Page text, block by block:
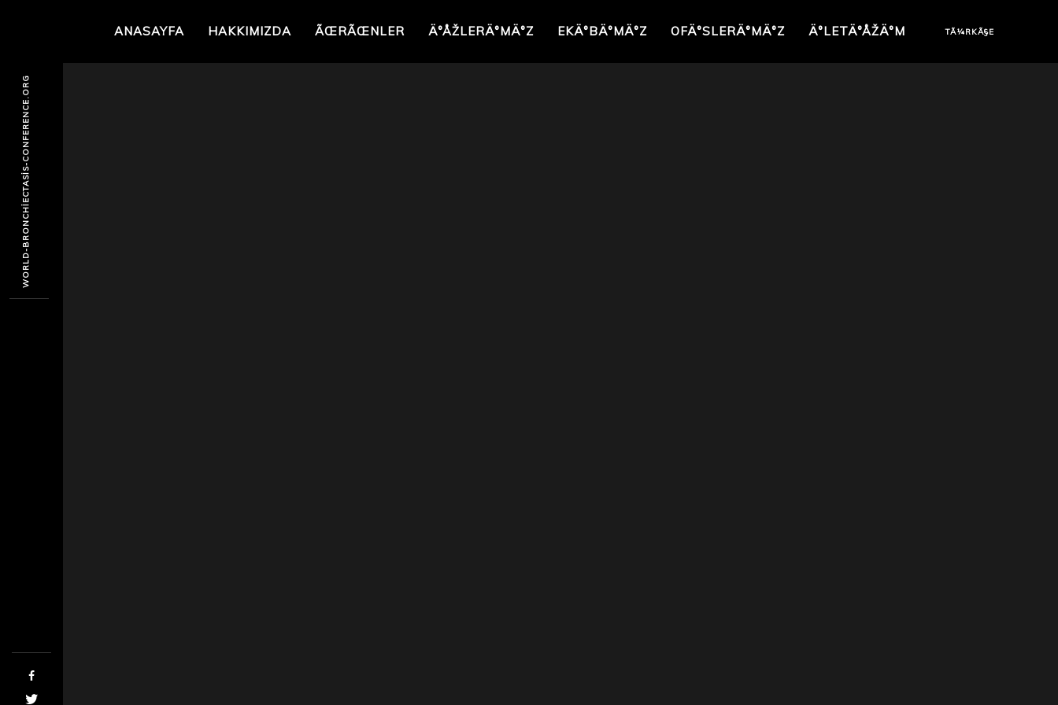
ANASAYFA HAKKIMIZDA ÃŒRÃŒNLER Ä°ÅŽLERÄ°MÄ°Z EKÄ°BÄ°MÄ°Z OFÄ°SLERÄ°MÄ°Z Ä°LETÄ°ÅŽÄ°M TÃ¼RKÃ§E
WORLD-BRONCHIECTASIS-CONFERENCE.ORG